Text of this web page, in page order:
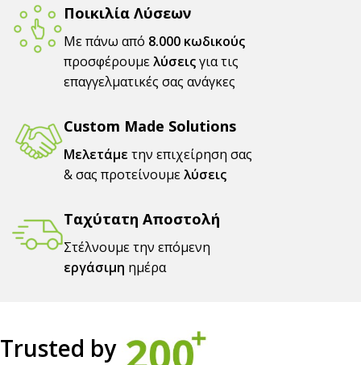
Ποικιλία Λύσεων
Με πάνω από 8.000 κωδικούς
προσφέρουμελύσειςγια τις
επαγγελματικές σας ανάγκες
Custom Made Solutions
Μελετάμε την επιχείρηση σας
& σας προτείνουμελύσεις
Ταχύτατη Αποστολή
Στέλνουμε την επόμενη
εργάσιμη ημέρα
Trusted by